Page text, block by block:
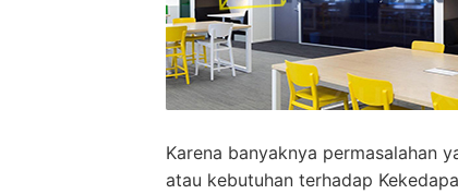
Karena banyaknya permasalahan
atau kebutuhan terhadap